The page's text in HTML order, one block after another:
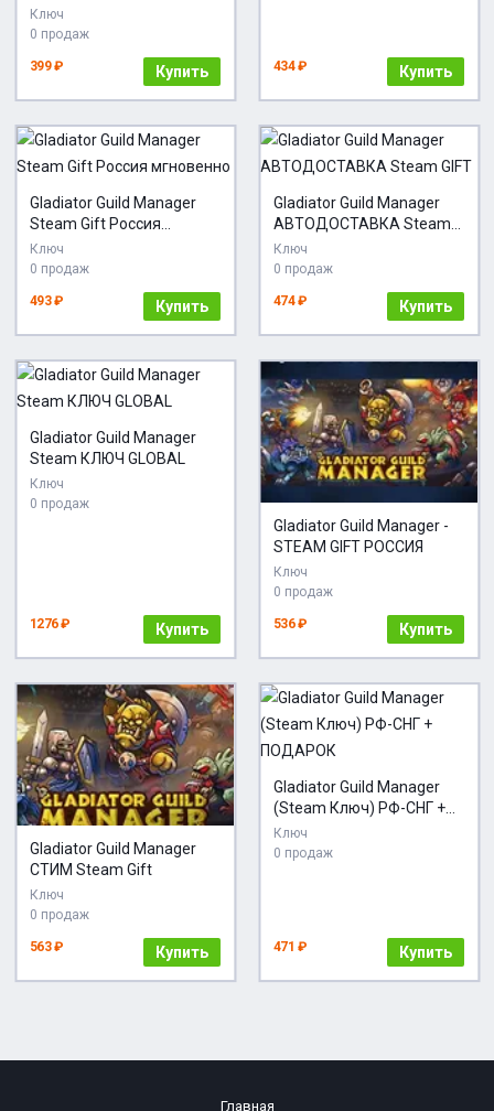
Global RU/CIS РФ Россия
key СНГ код стим Глобал
Ключ
0 продаж
399 ₽ Купить 434 ₽ Купить
Gladiator Guild Manager
Steam Gift Россия
мгновенно
Ключ
0 продаж
493 ₽ Купить
Gladiator Guild Manager
АВТОДОСТАВКА Steam
GIFT
Ключ
0 продаж
474 ₽ Купить
Gladiator Guild Manager
Steam КЛЮЧ GLOBAL
Ключ
0 продаж
1276 ₽ Купить
Gladiator Guild Manager -
STEAM GIFT РОССИЯ
Ключ
0 продаж
536 ₽ Купить
Gladiator Guild Manager
СТИМ Steam Gift
Ключ
0 продаж
563 ₽ Купить
Gladiator Guild Manager
(Steam Ключ) РФ-СНГ +
ПОДАРОК
Ключ
0 продаж
471 ₽ Купить
Главная